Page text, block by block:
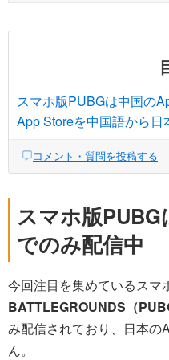
スマホ版PUBGは中国の
App Storeを中国語から日
コメント・質問を投稿する
スマホ版
でのみ配信中
今回注目を集めているスマ
BATTLEGROUNDS（
み配信されており、日本の
ん。